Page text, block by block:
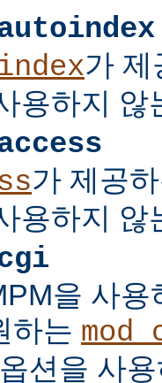
가 제
용하지 않
가 제공
용하지 않
을 사
하는
션을 사